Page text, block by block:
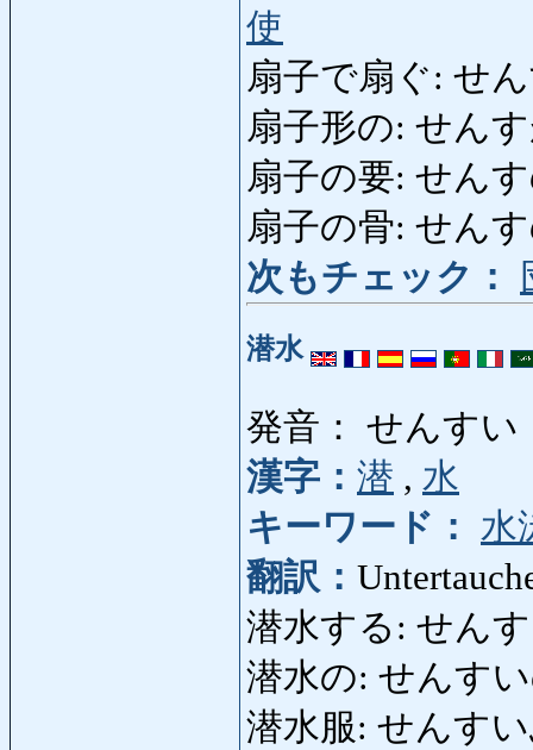
使
扇子で扇ぐ: せ
扇子形の: せん
扇子の要: せん
扇子の骨: せん
次もチェック：
潜水
発音： せんすい
漢字： 潜 , 水
キーワード： 水
翻訳：
潜水する: せんす
潜水の: せんすい
潜水服: せんす